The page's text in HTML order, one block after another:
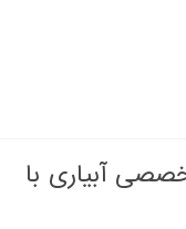
آبیاری با